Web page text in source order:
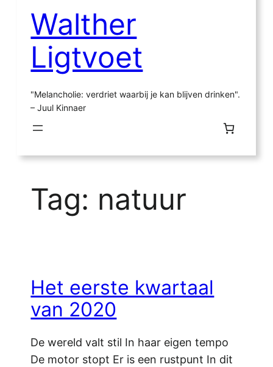
Walther
Ligtvoet
"Melancholie: verdriet waarbij je kan blijven drinken".
– Juul Kinnaer
Tag: natuur
Het eerste kwartaal
van 2020
De wereld valt stil In haar eigen tempo
De motor stopt Er is een rustpunt In dit